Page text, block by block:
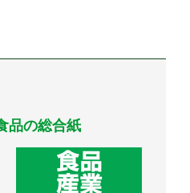
品の総合紙